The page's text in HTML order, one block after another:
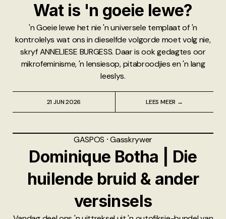
Wat is 'n goeie lewe?
'n Goeie lewe het nie 'n universele templaat of 'n
kontrolelys wat ons in dieselfde volgorde moet volg nie,
skryf ANNELIESE BURGESS. Daar is ook gedagtes oor
mikrofeminisme, 'n lensiesop, pitabroodjies en 'n lang
leeslys.
21 JUN 2026 LEES MEER →
GASPOS ⸱Gasskrywer
Dominique Botha | Die
huilende bruid & ander
versinsels